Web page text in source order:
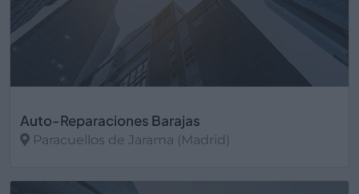
Auto-Reparaciones Barajas
Paracuellos de Jarama (Madrid)